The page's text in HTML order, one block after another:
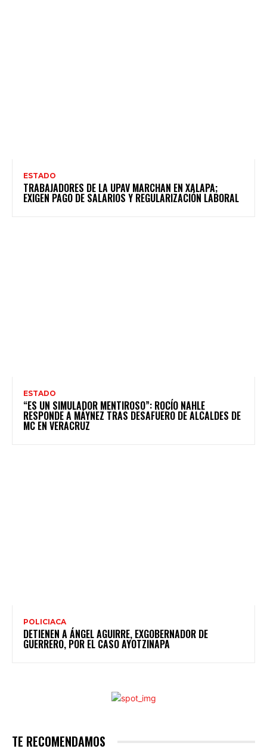
ESTADO
TRABAJADORES DE LA UPAV MARCHAN EN XALAPA;
EXIGEN PAGO DE SALARIOS Y REGULARIZACIÓN LABORAL
ESTADO
“ES UN SIMULADOR MENTIROSO”: ROCÍO NAHLE
RESPONDE A MÁYNEZ TRAS DESAFUERO DE ALCALDES DE
MC EN VERACRUZ
POLICIACA
DETIENEN A ÁNGEL AGUIRRE, EXGOBERNADOR DE
GUERRERO, POR EL CASO AYOTZINAPA
TE RECOMENDAMOS